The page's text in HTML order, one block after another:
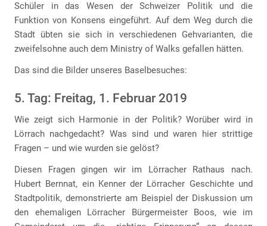
Schüler in das Wesen der Schweizer Politik und die
Funktion von Konsens eingeführt. Auf dem Weg durch die
Stadt übten sie sich in verschiedenen Gehvarianten, die
zweifelsohne auch dem Ministry of Walks gefallen hätten.
Das sind die Bilder unseres Baselbesuches:
5. Tag: Freitag, 1. Februar 2019
Wie zeigt sich Harmonie in der Politik? Worüber wird in
Lörrach nachgedacht? Was sind und waren hier strittige
Fragen – und wie wurden sie gelöst?
Diesen Fragen gingen wir im Lörracher Rathaus nach.
Hubert Bernnat, ein Kenner der Lörracher Geschichte und
Stadtpolitik, demonstrierte am Beispiel der Diskussion um
den ehemaligen Lörracher Bürgermeister Boos, wie im